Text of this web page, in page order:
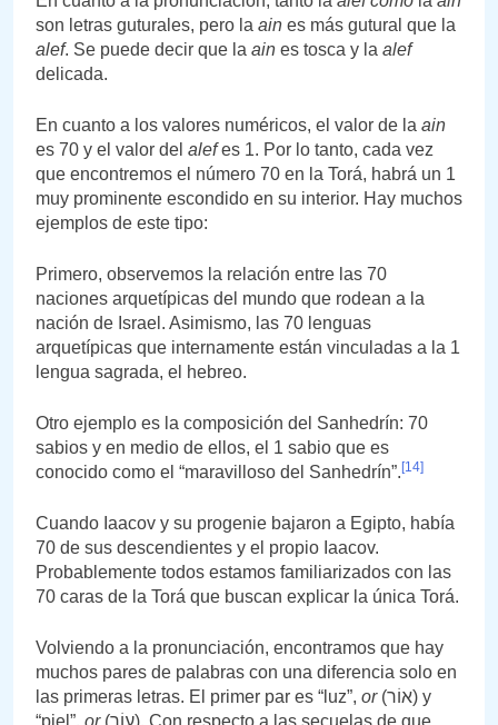
son letras guturales, pero la ain es más gutural que la
alef. Se puede decir que la ain es tosca y la alef
delicada.
En cuanto a los valores numéricos, el valor de la ain
es 70 y el valor del alefes 1. Por lo tanto, cada vez
que encontremos el número 70 en la Torá, habrá un 1
muy prominente escondido en su interior. Hay muchos
ejemplos de este tipo:
Primero, observemos la relación entre las 70
naciones arquetípicas del mundo que rodean a la
nación de Israel. Asimismo, las 70 lenguas
arquetípicas que internamente están vinculadas a la 1
lengua sagrada, el hebreo.
Otro ejemplo es la composición del Sanhedrín: 70
sabios y en medio de ellos, el 1 sabio que es
conocido como el “maravilloso del Sanhedrín”. [14]
Cuando Iaacov y su progenie bajaron a Egipto, había
70 de sus descendientes y el propio Iaacov.
Probablemente todos estamos familiarizados con las
70 caras de la Torá que buscan explicar la única Torá.
Volviendo a la pronunciación, encontramos que hay
muchos pares de palabras con una diferencia solo en
las primeras letras. El primer par es “luz”, or(אוֹר) y
“piel”, or(עוֹר). Con respecto a las secuelas de que